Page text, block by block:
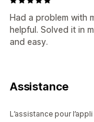
Had a problem with
helpful. Solved it in
and easy.
Assistance
L’assistance pour